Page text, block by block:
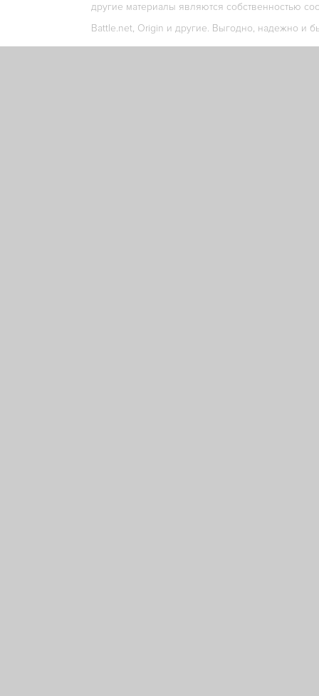
другие материалы являются собственностью
Battle.net, Origin и другие. Выгодно, надежно и